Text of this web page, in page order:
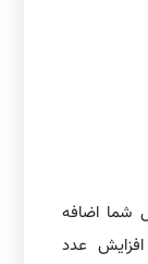
شما اضافه
عدد